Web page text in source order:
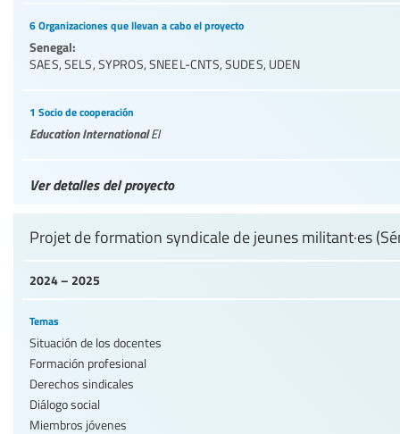
6 Organizaciones que llevan a cabo el proyecto
Senegal:
SAES, SELS, SYPROS, SNEEL-CNTS, SUDES, UDEN
1 Socio de cooperación
Education InternationalEI
Ver detalles del proyecto
2024 – 2025
Projet de formation syndicale de jeunes militant·es
Temas
Situación de los docentes
Formación profesional
Derechos sindicales
Diálogo social
Miembros jóvenes